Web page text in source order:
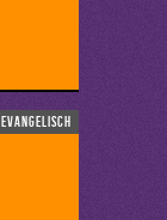
evangelisch